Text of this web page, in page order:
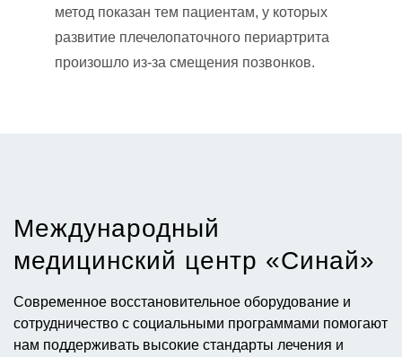
метод показан тем пациентам, у которых
развитие плечелопаточного периартрита
произошло из-за смещения позвонков.
Международный
медицинский центр «Синай»​
Современное восстановительное оборудование и
сотрудничество с социальными программами помогают
нам поддерживать высокие стандарты лечения и